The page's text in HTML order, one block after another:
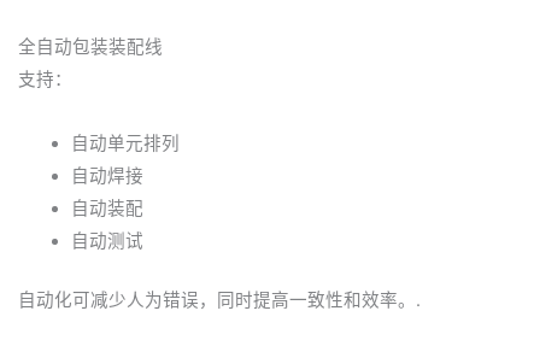
全自动包装装配线
支持：
自动单元排列
自动焊接
自动装配
自动测试
自动化可减少人为错误，同时提高一致性和效率。.